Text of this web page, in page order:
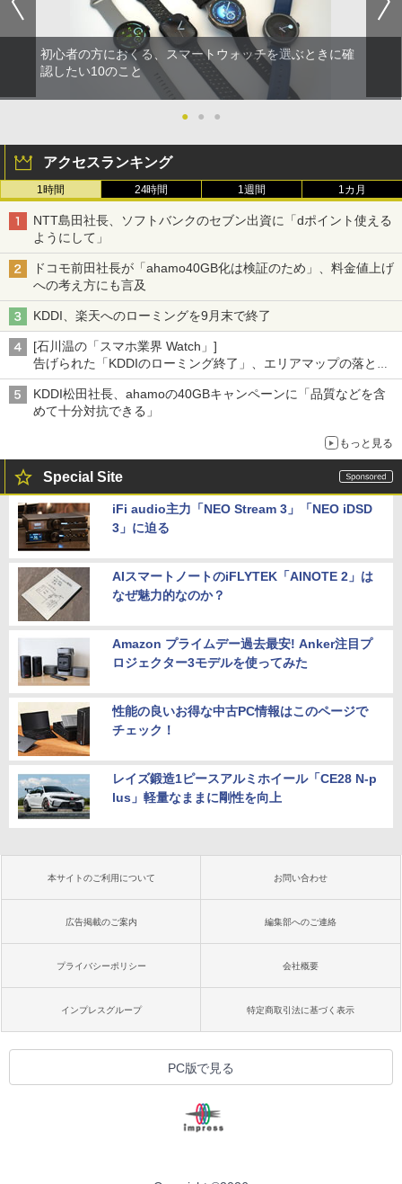
初心者の方におくる、スマートウォッチを選ぶときに確
認したい10のこと
● ● ●
アクセスランキング
1時間 24時間 1週間 1カ月
NTT島田社長、ソフトバンクのセブン出資に「dポイント使える
ようにして」
ドコモ前田社長が「ahamo40GB化は検証のため」、料金値上げ
への考え方にも言及
KDDI、楽天へのローミングを9月末で終了
[石川温の「スマホ業界 Watch」]
告げられた「KDDIのローミング終了」、エリアマップの落とし
穴と楽天モバイルの課題
KDDI松田社長、ahamoの40GBキャンペーンに「品質などを含
めて十分対抗できる」
もっと見る
Special Site
iFi audio主力「NEO Stream 3」「NEO iDSD
3」に迫る
AIスマートノートのiFLYTEK「AINOTE 2」は
なぜ魅力的なのか？
Amazon プライムデー過去最安! Anker注目プ
ロジェクター3モデルを使ってみた
性能の良いお得な中古PC情報はこのページで
チェック！
レイズ鍛造1ピースアルミホイール「CE28 N-p
lus」軽量なままに剛性を向上
本サイトのご利用について お問い合わせ
広告掲載のご案内 編集部へのご連絡
プライバシーポリシー 会社概要
インプレスグループ 特定商取引法に基づく表示
PC版で見る